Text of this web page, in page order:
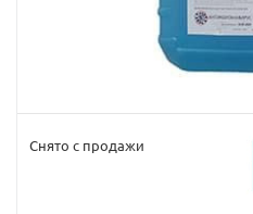
Снято с продажи